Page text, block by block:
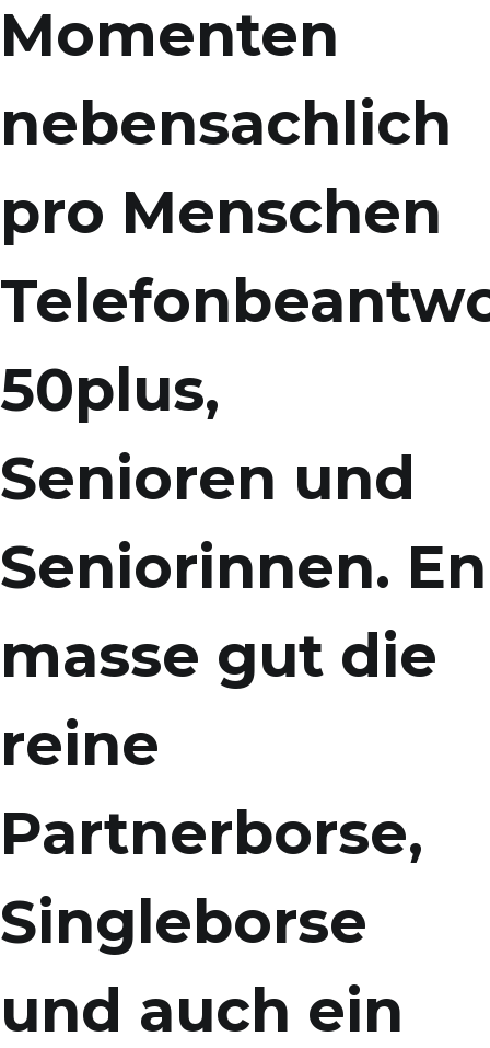
Momenten
nebensachlich
pro Menschen
50plus,
Senioren und
Seniorinnen. En
masse gut die
reine
Partnerborse,
Singleborse
und auch ein